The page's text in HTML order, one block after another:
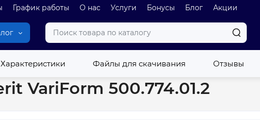
График работы О нас Услуги Бонусы Блог Акции
Характеристики Файлы для скачивания Отзывы
Умывальник Geberit VariForm 500.774.01.2
VariForm 500.774.01.2